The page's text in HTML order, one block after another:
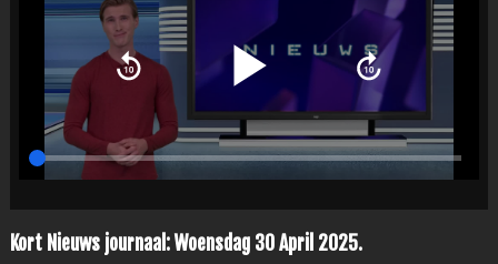
Kort Nieuws journaal: Woensdag 30 April 2025.